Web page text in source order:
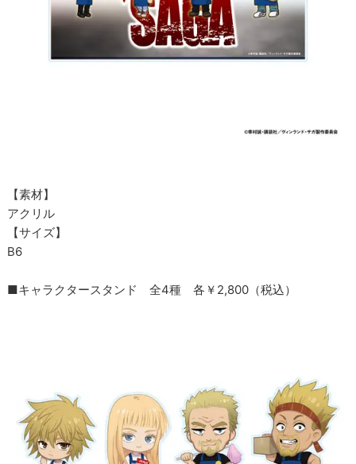
【素材】
アクリル
【サイズ】
B6
■キャラクタースタンド 全4種 各￥2,800（税込）